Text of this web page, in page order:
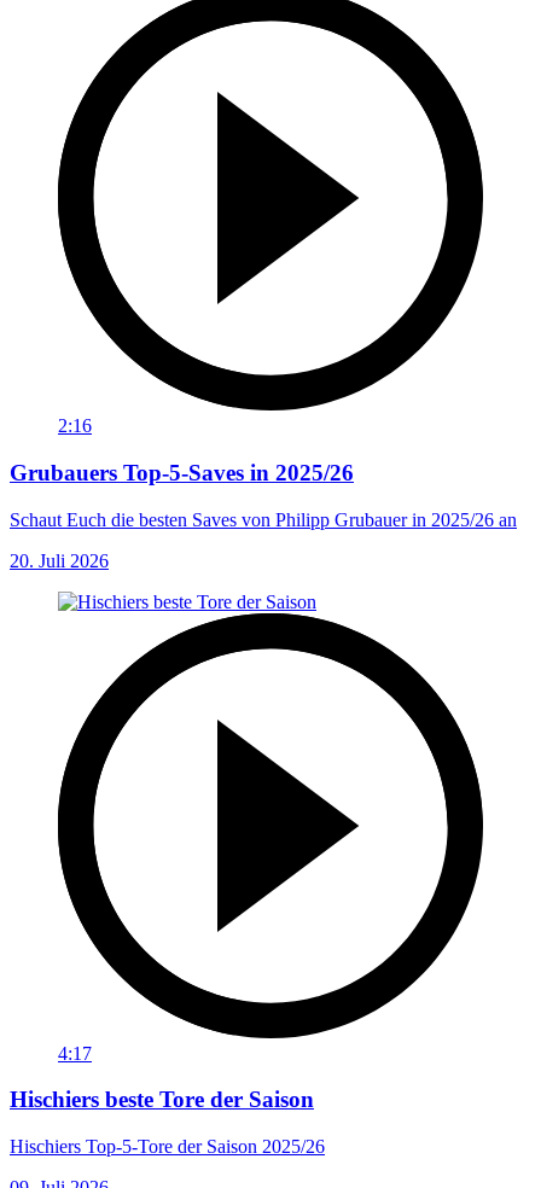
2:16
Grubauers Top-5-Saves in 2025/26
Schaut Euch die besten Saves von Philipp Grubauer in 2025/26 an
20. Juli 2026
4:17
Hischiers beste Tore der Saison
Hischiers Top-5-Tore der Saison 2025/26